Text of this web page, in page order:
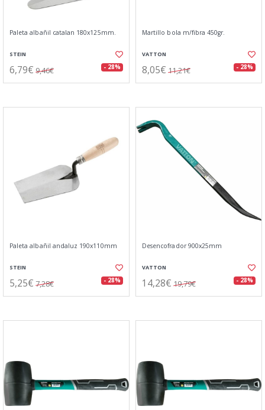
Paleta albañil catalan 180x125mm.
STEIN
6,79€ 9,46€ - 28%
Martillo bola m/fibra 450gr.
VATTON
8,05€ 11,21€ - 28%
Paleta albañil andaluz 190x110mm
STEIN
5,25€ 7,28€ - 28%
Desencofrador 900x25mm
VATTON
14,28€ 19,79€ - 28%